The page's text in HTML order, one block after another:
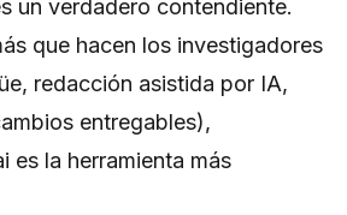
un verdadero contendiente.
que hacen los investigadores
redacción asistida por IA,
entregables),
es la herramienta más